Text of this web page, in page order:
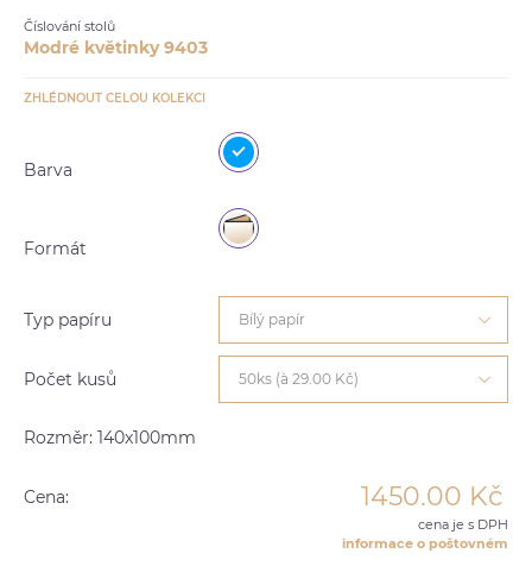
Číslování stolů
Modré květinky 9403
ZHLÉDNOUT CELOU KOLEKCI
Barva
Formát
Typ papíru Bílý papír
Počet kusů 50ks (à 29.00 Kč)
Rozměr: 140x100mm
Cena: 1450.00 Kč
cena je s DPH
informace o poštovném